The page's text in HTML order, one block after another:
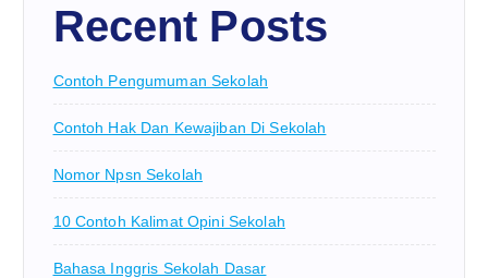
Recent Posts
Contoh Pengumuman Sekolah
Contoh Hak Dan Kewajiban Di Sekolah
Nomor Npsn Sekolah
10 Contoh Kalimat Opini Sekolah
Bahasa Inggris Sekolah Dasar